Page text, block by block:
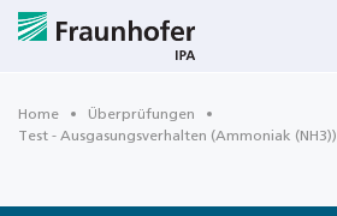
Home
Überprüfungen
Test - Ausgasungsverhalten (Ammoniak (NH3))